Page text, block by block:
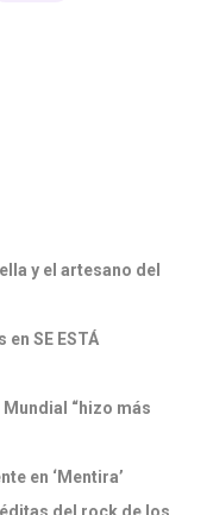
y el artesano del
SE ESTÁ
“hizo más
en ‘Mentira’